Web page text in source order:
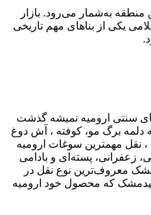
منطقه به‌شمار می‌رود. بازار
یکی از بناهای مهم تاریخی
سنتی ارومیه نمیشه گذشت
دلمه برگ مو، کوفته ، آش دوغ
نقل مهمترین سوغات ارومیه
زعفرانی، پسته‌ای و بادامی
معروف‌ترین نوع نقل در
که محصول خود ارومیه